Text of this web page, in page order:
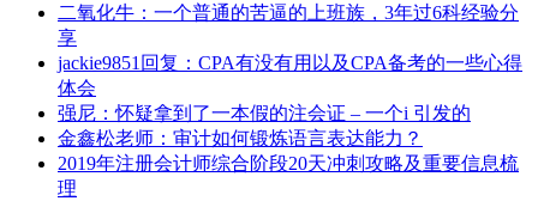
二氧化牛：一个普通的苦逼的上班族，3年过6科经验分
享
jackie9851回复：CPA有没有用以及CPA备考的一些心得
体会
强尼：怀疑拿到了一本假的注会证 – 一个i 引发的
金鑫松老师：审计如何锻炼语言表达能力？
2019年注册会计师综合阶段20天冲刺攻略及重要信息梳
理